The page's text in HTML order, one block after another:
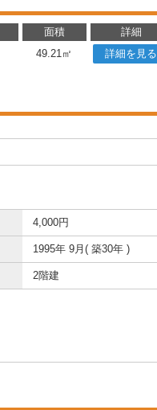
面積 詳細
49.21㎡ 詳細を見る
4,000円
1995年 9月( 築30年 )
2階建